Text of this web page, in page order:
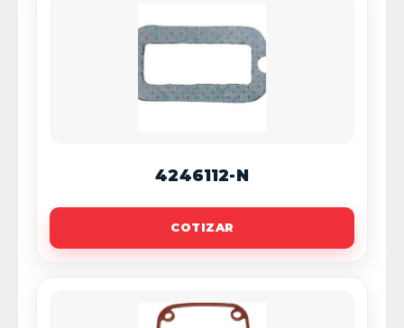
4246112-N
COTIZAR